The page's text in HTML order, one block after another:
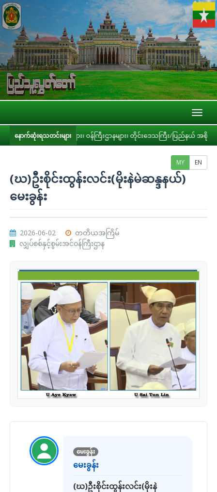
နောက်ဆုံးရသတင်းများ
စည်းများ၊ ဝန်ကြီးဌာနများ၊ တိုင်းဒေသကြီး/ပြည်နယ် အစိုးရအဖွဲ့တို့နှင့်
MY EN
(ဃ)ဦးစိုင်းထွန်းလင်း(မိုးနဲမဲဆန္ဒနယ်)
မေးခွန်း
2026-06-02
တတိယအကြိမ်
လျှပ်စစ်နှင့်စွမ်းအင်ဝန်ကြီးဌာန
မေးခွန်း
မေးခွန်း
(ဃ)ဦးစိုင်းထွန်းလင်း(မိုးနဲ